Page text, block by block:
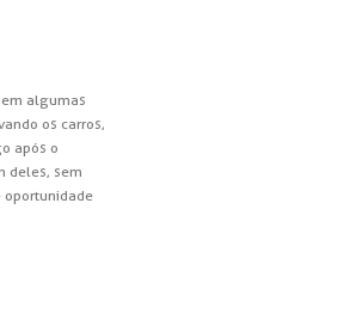
em algumas
os carros,
após o
deles, sem
oportunidade